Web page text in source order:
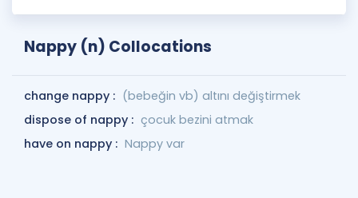
Nappy (n) Collocations
change nappy : (bebeğin vb) altını değiştirmek
dispose of nappy : çocuk bezini atmak
have on nappy : Nappy var